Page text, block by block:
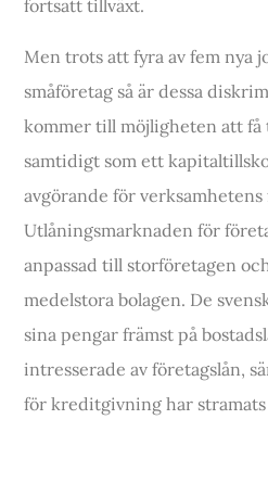
fortsatt tillväxt.
Men trots att fyra av fem nya
småföretag så är dessa
kommer till möjligheten att få
samtidigt som ett
avgörande för
Utlåningsmarknaden för
anpassad till storföretagen
medelstora bolagen. De
sina pengar främst på
intresserade av företagslån,
för kreditgivning har stramats